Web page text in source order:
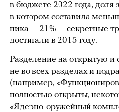
в бюджете 2022 года, доля
в котором составила
пика — 21% — секретные
достигали в 2015 году.
Разделение на открытую и
не во всех разделах и
(например,
полностью открыты,
«Ядерно-оружейный